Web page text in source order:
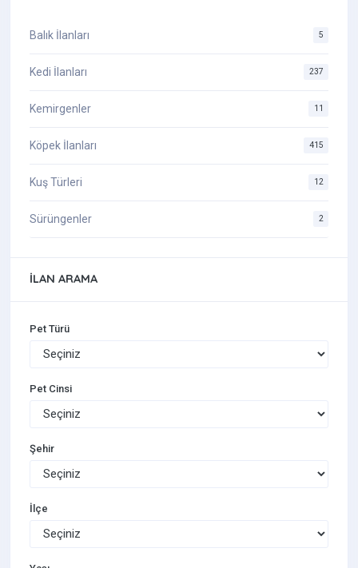
Balık İlanları 5
Kedi İlanları 237
Kemirgenler 11
Köpek İlanları 415
Kuş Türleri 12
Sürüngenler 2
İLAN ARAMA
Pet Türü
Pet Cinsi
Şehir
İlçe